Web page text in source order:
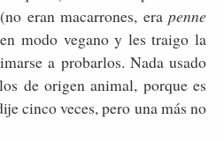
eran macarrones, era penne
modo vegano y les traigo la
a probarlos. Nada usado
de origen animal, porque es
cinco veces, pero una más no